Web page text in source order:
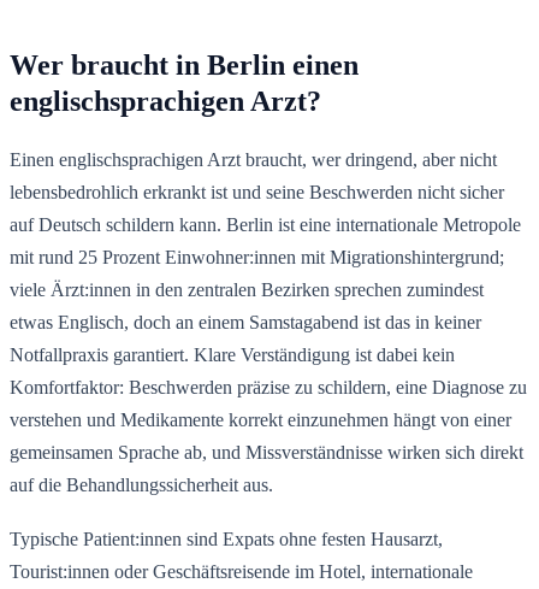
Wer braucht in Berlin einen
englischsprachigen Arzt?
Einen englischsprachigen Arzt braucht, wer dringend, aber nicht
lebensbedrohlich erkrankt ist und seine Beschwerden nicht sicher
auf Deutsch schildern kann. Berlin ist eine internationale Metropole
mit rund 25 Prozent Einwohner:innen mit Migrationshintergrund;
viele Ärzt:innen in den zentralen Bezirken sprechen zumindest
etwas Englisch, doch an einem Samstagabend ist das in keiner
Notfallpraxis garantiert. Klare Verständigung ist dabei kein
Komfortfaktor: Beschwerden präzise zu schildern, eine Diagnose zu
verstehen und Medikamente korrekt einzunehmen hängt von einer
gemeinsamen Sprache ab, und Missverständnisse wirken sich direkt
auf die Behandlungssicherheit aus.
Typische Patient:innen sind Expats ohne festen Hausarzt,
Tourist:innen oder Geschäftsreisende im Hotel, internationale